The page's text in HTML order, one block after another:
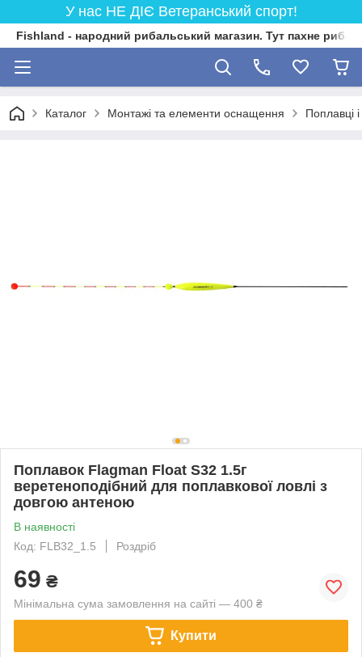
У нас НЕ ДІЄ Ветеранський спорт!
Fishland - народний рибальський магазин. Тут пахне
Каталог Монтажі та елементи оснащення Поплавці
Поплавок Flagman Float S32 1.5г
веретеноподібний для поплавкової ловлі з
довгою антеною
В наявності
Код: FLB32_1.5
Роздріб
69 ₴
Мінімальна сума замовлення на сайті — 400 ₴
Купити